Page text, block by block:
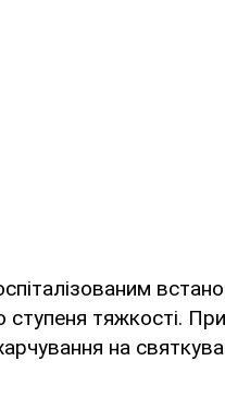
ступеня тяжкості.
на